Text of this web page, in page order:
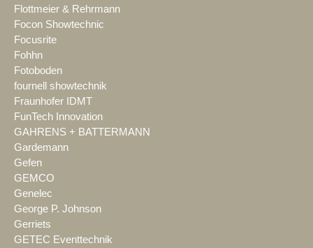
Flottmeier & Rehrmann
Focon Showtechnic
Focusrite
Fohhn
Fotoboden
fournell showtechnik
Fraunhofer IDMT
FunTech Innovation
GAHRENS + BATTERMANN
Gardemann
Gefen
GEMCO
Genelec
George P. Johnson
Gerriets
GETEC Eventtechnik